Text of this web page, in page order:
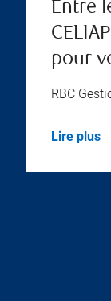
Entre
pour
RBC
Lire plus